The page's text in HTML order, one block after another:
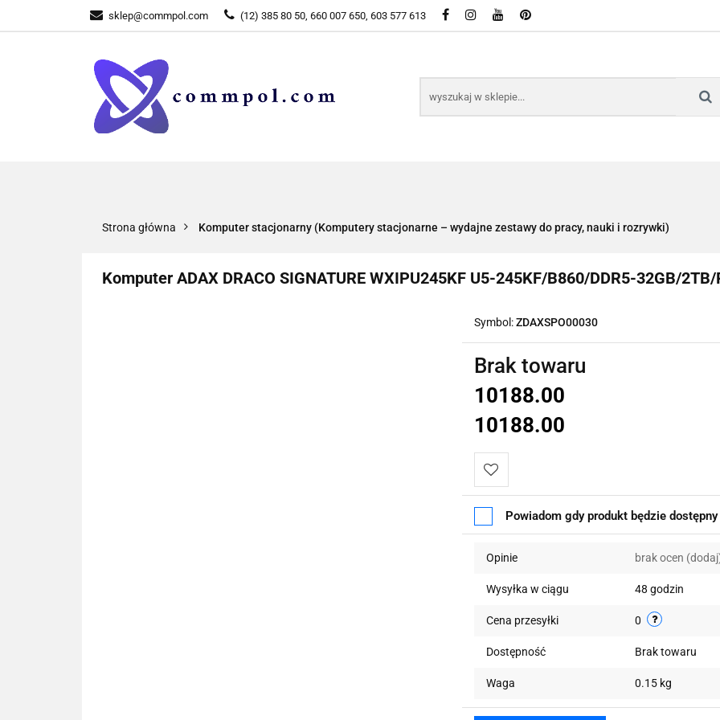
sklep@commpol.com (12) 385 80 50, 660 007 650, 603 577 613
WSZYSTKIE KATEGORIE DOSTĘPNE W SKLEPIE
Strona główna Komputer stacjonarny (Komputery stacjonarne – wydajne zestawy do pracy, nauki i rozrywki)
Komputer ADAX DRACO SIGNATURE WXIPU245KF U5-245KF/B860/DDR5-32GB/
Symbol:ZDAXSPO00030
Brak towaru
10188.00
10188.00
Do
przechowalni
Powiadom gdy produkt będzie dostępny
Opinie brak ocen
Wysyłka w ciągu 48 godzin
Cena przesyłki 0
Dostępność Brak towaru
Waga 0.15 kg